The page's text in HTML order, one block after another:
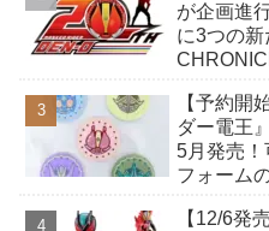
が企画進
に3つの新
【予約開
ダー電王
5月発売
フォーム
【12/6発